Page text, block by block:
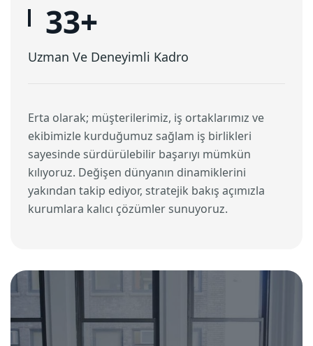
40+
Uzman Ve Deneyimli Kadro
Erta olarak; müşterilerimiz, iş ortaklarımız ve
ekibimizle kurduğumuz sağlam iş birlikleri
sayesinde sürdürülebilir başarıyı mümkün
kılıyoruz. Değişen dünyanın dinamiklerini
yakından takip ediyor, stratejik bakış açımızla
kurumlara kalıcı çözümler sunuyoruz.